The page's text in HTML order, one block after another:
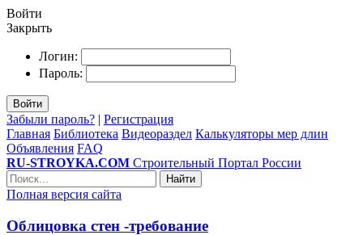
Войти
Закрыть
Логин:
Пароль:
Войти
Забыли пароль? | Регистрация
Главная Библиотека Видеораздел Калькуляторы мер длин
Объявления FAQ
RU-STROYKA.COM Строительный Портал России
Найти
Полная версия сайта
Облицовка стен -требование